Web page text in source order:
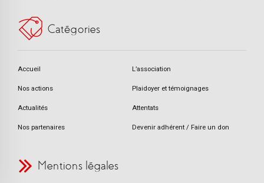
Catégories
Accueil L’association
Nos actions Plaidoyer et témoignages
Actualités Attentats
Nos partenaires Devenir adhérent / Faire un don
Mentions légales